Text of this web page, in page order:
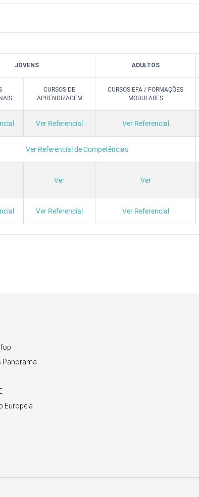
JOVENS ADULTOS
CURSOS DE
APRENDIZAGEM
CURSOS EFA / FORMAÇÕES
MODULARES
Ver Referencial Ver Referencial
Ver Referencial de Competências
Ver Ver
Ver Referencial Ver Referencial
Panorama
Europeia